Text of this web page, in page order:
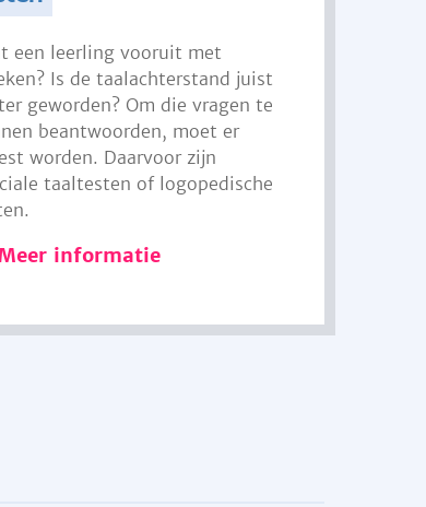
een leerling vooruit met
Is de taalachterstand juist
geworden? Om die vragen te
beantwoorden, moet er
worden. Daarvoor zijn
taaltesten of logopedische
informatie